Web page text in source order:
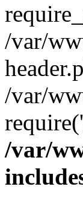
/var/
/var/
/var/